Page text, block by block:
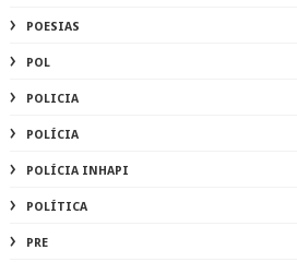
POESIAS
POL
POLICIA
POLÍCIA
POLÍCIA INHAPI
POLÍTICA
PRE